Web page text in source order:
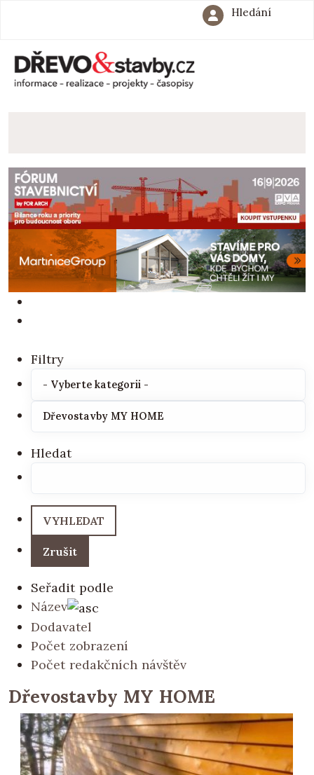
Hledání
Filtry
Hledat
Seřadit podle
Název
Dodavatel
Počet zobrazení
Počet redakčních návštěv
Dřevostavby MY HOME